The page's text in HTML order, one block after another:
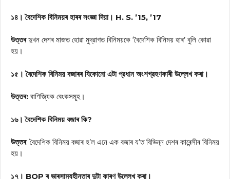
১৪। বৈদেশিক বিনিময়ৰ হাৰৰ সংজ্ঞা দিয়া। H. S. ’15, ’17
উত্তৰদুখন দেশৰ মাজত হোৱা মুদ্রাগত বিনিময়কে ‘বৈদেশিক বিনিময় হাৰ’ বুলি কোৱা
হয়।
১৫। বৈদেশিক বিনিময় বজাৰৰ যিকোনো এটা প্রধান অংশগ্রহণকাৰী উল্লেখ কৰা।
উত্তৰ: বাণিজ্যিক বেংকসমূহ।
১৬। বৈদেশিক বিনিময় বজাৰ কি?
উত্তৰ: বৈদেশিক বিনিময় বজাৰ হ’ল এনে এক বজাৰ য’ত বিভিন্ন দেশৰ কাৰেন্সীৰ বিনিময়
হয়।
১৭। BOP ৰ ভাৰসাম্যহীনতাৰ দুটা কাৰণ উল্লেখ কৰা।